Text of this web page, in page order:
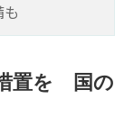
置を 国の